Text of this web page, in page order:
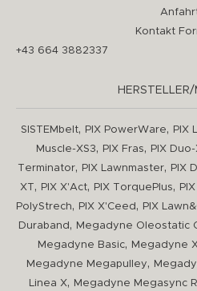
Kontakt
+43 664 3882337
HERSTELLER/
SISTEMbelt, PIX PowerWare, PIX
Muscle-XS3, PIX Fras, PIX Duo-
Terminator, PIX Lawnmaster, PIX
XT, PIX X'Act, PIX TorquePlus,
PolyStrech, PIX X'Ceed , PIX
Duraband , Megadyne Oleostatic
Megadyne Basic, Megadyne
Megadyne Megapulley,
Linea X, Megadyne Megasync